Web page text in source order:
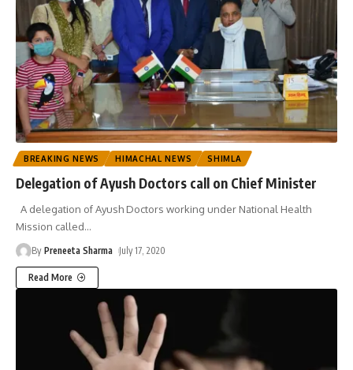
BREAKING NEWS HIMACHAL NEWS SHIMLA
Delegation of Ayush Doctors call on Chief Minister
A delegation of Ayush Doctors working under National Health
Mission called…
By Preneeta Sharma July 17, 2020
Read More